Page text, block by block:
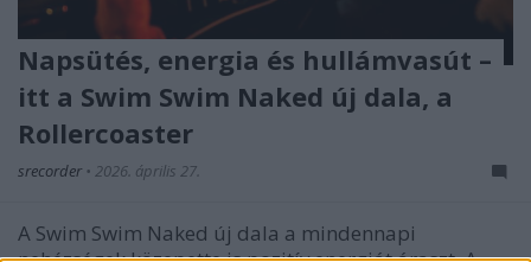
Napsütés, energia és hullámvasút –
itt a Swim Swim Naked új dala, a
Rollercoaster
srecorder • 2026. április 27.
A Swim Swim Naked új dala a mindennapi